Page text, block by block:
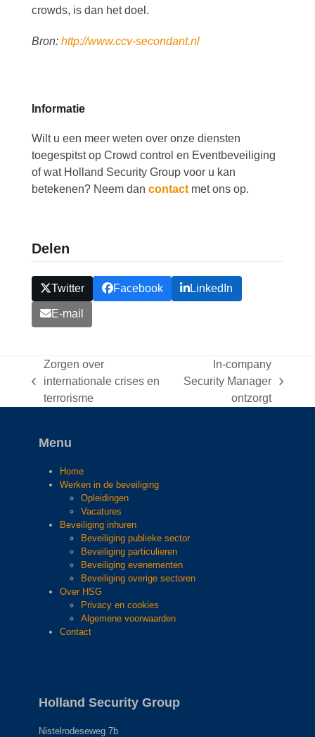
crowds, is dan het doel.
Bron: http://www.ccv-secondant.nl
Informatie
Wilt u een meer weten over onze diensten
toegespitst op Crowd control en Eventbeveiliging
of wat Holland Security Group voor u kan
betekenen? Neem dan contactmet ons op.
Delen
Twitter Facebook LinkedIn
E-mail
previous
post:
Zorgen over
internationale crises en
terrorisme
next
post:
In-company
Security Manager
ontzorgt
Menu
Home
Werken in de beveiliging
Opleidingen
Vacatures
Beveiliging inhuren
Beveiliging publieke sector
Beveiliging particulieren
Beveiliging evenementen
Beveiliging overige sectoren
Over HSG
Privacy en cookies
Algemene voorwaarden
Contact
Holland Security Group
Nistelrodeseweg 7b